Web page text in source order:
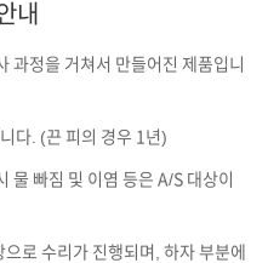
내
과정을 거쳐서 만들어진 제품입니
다. (끈 피의 경우 1년)
물 빠짐 및 이염 등은 A/S 대상이
로 수리가 진행되며, 하자 부분에